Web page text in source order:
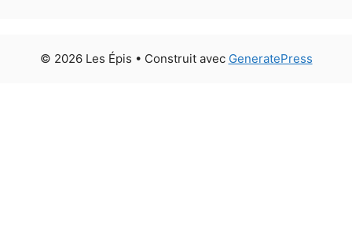
© 2026 Les Épis • Construit avec GeneratePress